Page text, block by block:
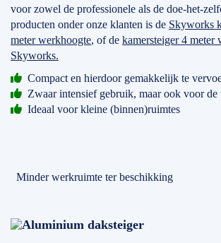
voor zowel de professionele als de doe-het-
producten onder onze klanten is de Skyworks
meter werkhoogte, of de kamersteiger 4 meter
Skyworks.
Compact en hierdoor gemakkelijk te
Zwaar intensief gebruik, maar ook voor de
Ideaal voor kleine (binnen)ruimtes
Minder werkruimte ter beschikking